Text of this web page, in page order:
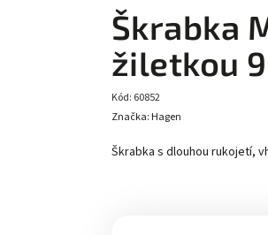
Škrabka
žiletkou
Kód: 60852
Škrabka s dlouhou rukojetí,
Značka: Hagen